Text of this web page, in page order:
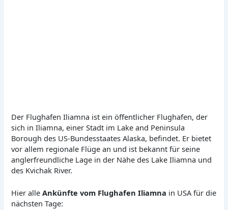
Der Flughafen Iliamna ist ein öffentlicher Flughafen, der
sich in Iliamna, einer Stadt im Lake and Peninsula
Borough des US-Bundesstaates Alaska, befindet. Er bietet
vor allem regionale Flüge an und ist bekannt für seine
anglerfreundliche Lage in der Nähe des Lake Iliamna und
des Kvichak River.
Hier alleAnkünfte vom Flughafen Iliamna in USA für die
nächsten Tage: